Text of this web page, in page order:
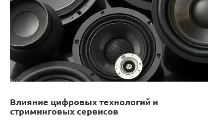
Влияние цифровых технологий и
стриминговых сервисов